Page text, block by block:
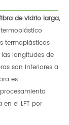
de vidrio larga,
termoplásticos
longitudes de
son inferiores a
es
el LFT por